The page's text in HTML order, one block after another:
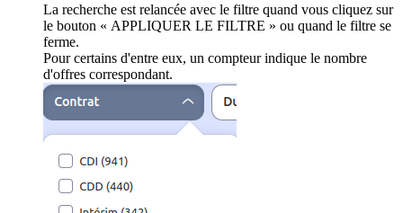
La recherche est relancée avec le filtre quand vous cliquez sur
le bouton « APPLIQUER LE FILTRE » ou quand le filtre se
ferme.
Pour certains d'entre eux, un compteur indique le nombre
d'offres correspondant.